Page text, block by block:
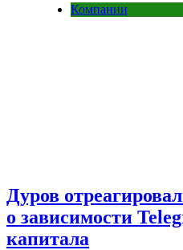
Компании
Дуров
о зависимости
капитала